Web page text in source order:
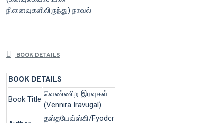
நினைவுகளிலிருந்து) நாவல்
BOOK DETAILS
BOOK DETAILS
Book Title
வெண்ணிற இரவுகள்
(Vennira Iravugal)
தஸ்தயேவ்ஸ்கி/Fyodor